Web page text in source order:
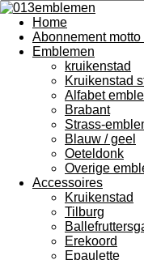
Home
Abonnement
Emblemen
kruikenstad
Kruikenstad
Alfabet
Brabant
Strass-
Blauw / geel
Oeteldonk
Overige
Accessoires
Kruikenstad
Tilburg
Erekoord
Epaulette